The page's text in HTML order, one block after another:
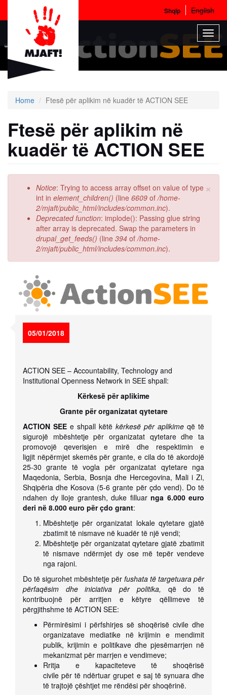
main
content
Shqip English
Home Ftesë për aplikim në kuadër të ACTION SEE
Ftesë për aplikim në
kuadër të ACTION SEE
×
Error
message
Notice: Trying to access array offset on value of type
int in element_children() (line 6609 of /home-
2/mjaft/public_html/includes/common.inc).
Deprecated function: implode(): Passing glue string
after array is deprecated. Swap the parameters in
drupal_get_feeds() (line 394 of /home-
2/mjaft/public_html/includes/common.inc).
05/01/2018
ACTION SEE – Accountability, Technology and
Institutional Openness Network in SEE shpall:
Kërkesë për aplikime
Grante për organizatat qytetare
ACTION SEE e shpall këtë kërkesë për aplikime që të
sigurojë mbështetje për organizatat qytetare dhe ta
promovojë qeverisjen e mirë dhe respektimin e
ligjit nëpërmjet skemës për grante, e cila do të akordojë
25-30 grante të vogla për organizatat qytetare nga
Maqedonia, Serbia, Bosnja dhe Hercegovina, Mali i Zi,
Shqipëria dhe Kosova (5-6 grante për çdo vend). Do të
ndahen dy lloje grantesh, duke filluar nga 6.000 euro
deri në 8.000 euro për çdo grant:
Mbështetje për organizatat lokale qytetare gjatë
zbatimit të nismave në kuadër të një vendi;
Mbështetje për organizatat qytetare gjatë zbatimit
të nismave ndërmjet dy ose më tepër vendeve
nga rajoni.
Do të sigurohet mbështetje për fushata të targetuara për
përfaqësim dhe iniciativa për politika, që do të
kontribuojnë për arritjen e këtyre qëllimeve të
përgjithshme të ACTION SEE:
Përmirësimi i përfshirjes së shoqërisë civile dhe
organizatave mediatike në krijimin e mendimit
publik, krijimin e politikave dhe pjesëmarrjen në
mekanizmat për marrjen e vendimeve;
Rritja e kapaciteteve të shoqërisë
civile për të ndërtuar grupet e saj të synuara dhe
të trajtojë çështjet me rëndësi për shoqërinë.